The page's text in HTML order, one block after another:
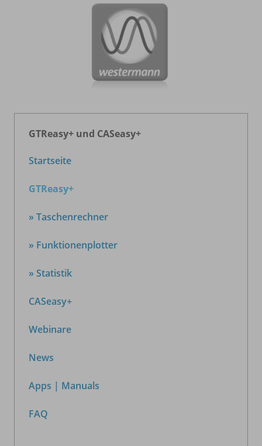
GTReasy+ und CASeasy+
Startseite
GTReasy+
» Taschenrechner
» Funktionenplotter
» Statistik
CASeasy+
Webinare
News
Apps | Manuals
FAQ